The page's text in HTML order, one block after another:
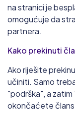
na stranici je
omogućuje da
partnera.
Kako prekinuti
Ako riješite
učiniti. Samo
"podrška", a
okončaćete